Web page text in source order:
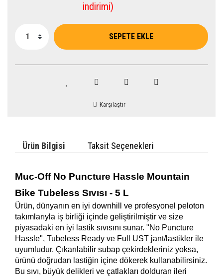
indirimi)
SEPETE EKLE
Karşılaştır
Ürün Bilgisi Taksit Seçenekleri
Muc-Off No Puncture Hassle Mountain
Bike Tubeless Sıvısı - 5 L
Ürün, dünyanın en iyi downhill ve profesyonel peloton
takımlarıyla iş birliği içinde geliştirilmiştir ve size
piyasadaki en iyi lastik sıvısını sunar. "No Puncture
Hassle", Tubeless Ready ve Full UST jant/lastikler ile
uyumludur. Çıkarılabilir subap çekirdekleriniz yoksa,
ürünü doğrudan lastiğin içine dökerek kullanabilirsiniz.
Bu sıvı, büyük delikleri ve çatlakları dolduran ileri